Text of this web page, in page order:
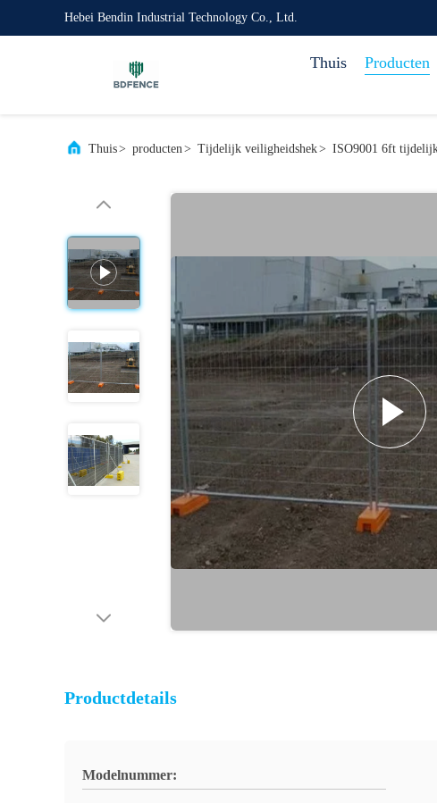
Hebei Bendin Industrial Technology Co., Ltd.
Thuis Producten
Thuis> producten> Tijdelijk veiligheidshek> ISO9001 6ft
Productdetails
Modelnummer: